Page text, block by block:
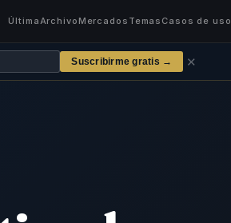
ÚltimaArchivo Mercados Temas Casos de uso
Suscribirme gratis → ✕